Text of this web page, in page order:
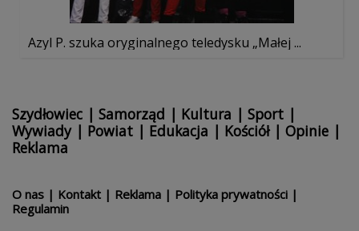
Azyl P. szuka oryginalnego teledysku „Małej ...
Szydłowiec | Samorząd | Kultura | Sport |
Wywiady| Powiat | Edukacja | Kościół| Opinie |
Reklama
O nas | Kontakt | Reklama | Polityka prywatności |
Regulamin